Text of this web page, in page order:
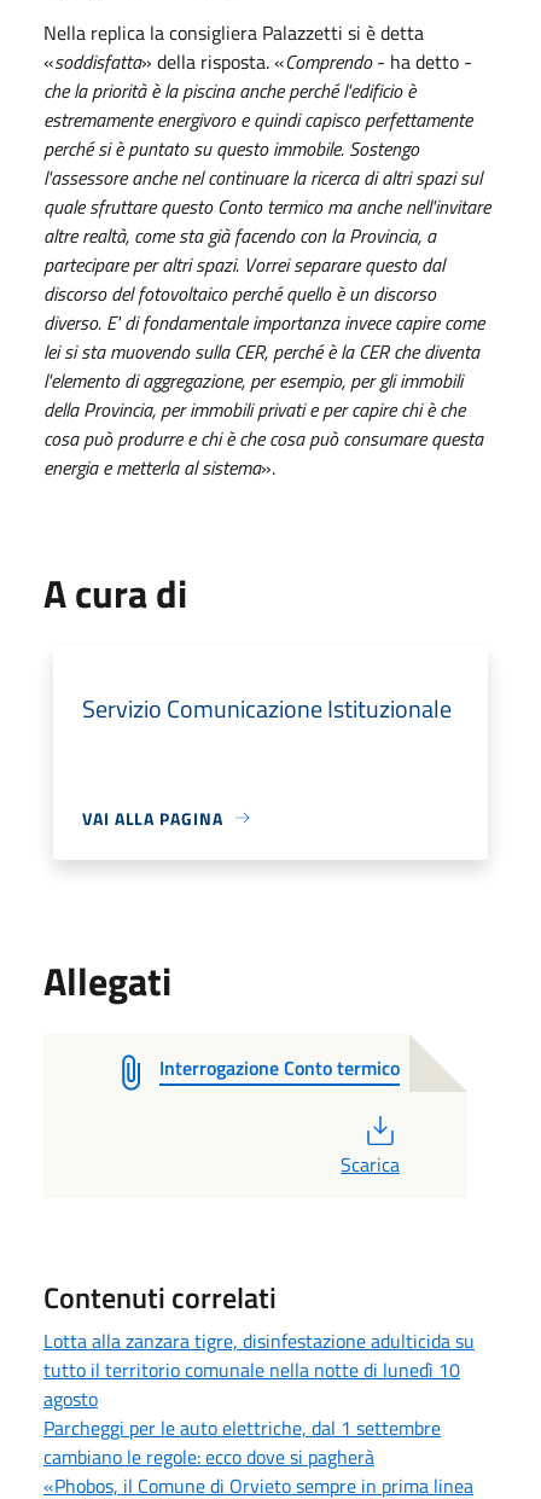
Nella replica la consigliera Palazzetti si è detta
«soddisfatta» della risposta. «Comprendo- ha detto -
che la priorità è la piscina anche perché l'edificio è
estremamente energivoro e quindi capisco perfettamente
perché si è puntato su questo immobile. Sostengo
l'assessore anche nel continuare la ricerca di altri spazi sul
quale sfruttare questo Conto termico ma anche nell'invitare
altre realtà, come sta già facendo con la Provincia, a
partecipare per altri spazi. Vorrei separare questo dal
discorso del fotovoltaico perché quello è un discorso
diverso. E' di fondamentale importanza invece capire come
lei si sta muovendo sulla CER, perché è la CER che diventa
l'elemento di aggregazione, per esempio, per gli immobili
della Provincia, per immobili privati e per capire chi è che
cosa può produrre e chi è che cosa può consumare questa
energia e metterla al sistema».
A cura di
Servizio Comunicazione Istituzionale
VAI ALLA PAGINA
Allegati
Interrogazione Conto termico
Scarica
Contenuti correlati
Lotta alla zanzara tigre, disinfestazione adulticida su
tutto il territorio comunale nella notte di lunedì 10
agosto
Parcheggi per le auto elettriche, dal 1 settembre
cambiano le regole: ecco dove si pagherà
«Phobos, il Comune di Orvieto sempre in prima linea